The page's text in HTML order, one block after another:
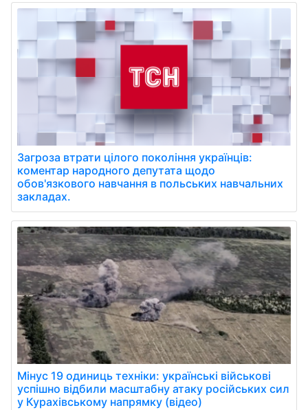
Загроза втрати цілого покоління українців:
коментар народного депутата щодо
обов'язкового навчання в польських навчальних
закладах.
Мінус 19 одиниць техніки: українські військові
успішно відбили масштабну атаку російських сил
у Курахівському напрямку (відео)